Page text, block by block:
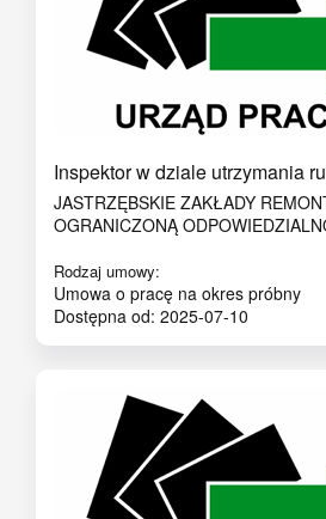
Inspektor w dziale utrzymania
JASTRZĘBSKIE ZAKŁADY
OGRANICZONĄ
Rodzaj umowy:
Umowa o pracę na okres próbny
Dostępna od: 2025-07-10